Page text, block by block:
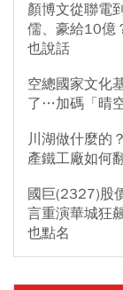
顏博文從聯電
儒、豪給10億
也說話
空總國家文化
了…加碼「晴
川湖做什麼的
產鐵工廠如何
國巨(2327)股
言重演華城狂
也點名